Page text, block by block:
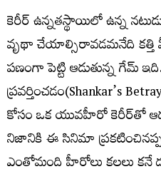
కెరీర్ఉన్నతస్థాయిలో ఉన్న
వృథా చేయాల్సిరావడమనేది
పణంగా పెట్టి ఆడుతున్న గేమ్
ప్రవర్తించడం(Shankar’s
కోసం ఒక యువహీరో కెరీర్తో
నిజానికి ఈ సినిమా
ఎంతోమంది హీరోలు కలలు కనే